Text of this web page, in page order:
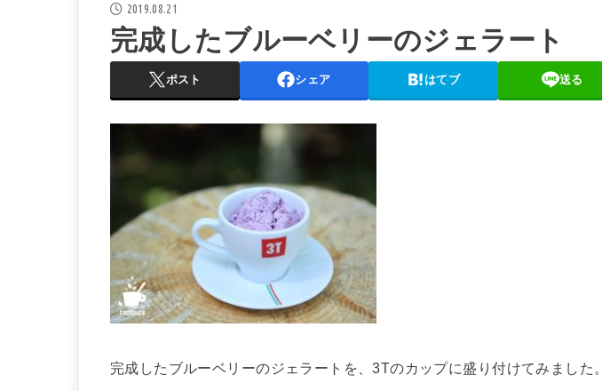
2019.08.21
完成したブルーベリーのジェラート
ポスト シェア はてブ 送る
完成したブルーベリーのジェラートを、3Tのカップに盛り付けてみました。